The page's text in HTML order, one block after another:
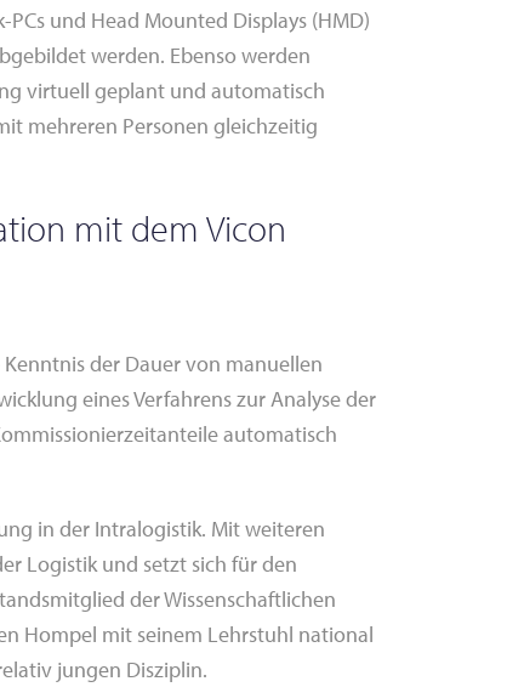
und Head Mounted Displays (HMD)
werden. Ebenso werden
virtuell geplant und automatisch
mehreren Personen gleichzeitig
mit dem Vicon
der Dauer von manuellen
eines Verfahrens zur Analyse der
automatisch
in der Intralogistik. Mit weiteren
Logistik und setzt sich für den
der Wissenschaftlichen
Hompel mit seinem Lehrstuhl national
jungen Disziplin.